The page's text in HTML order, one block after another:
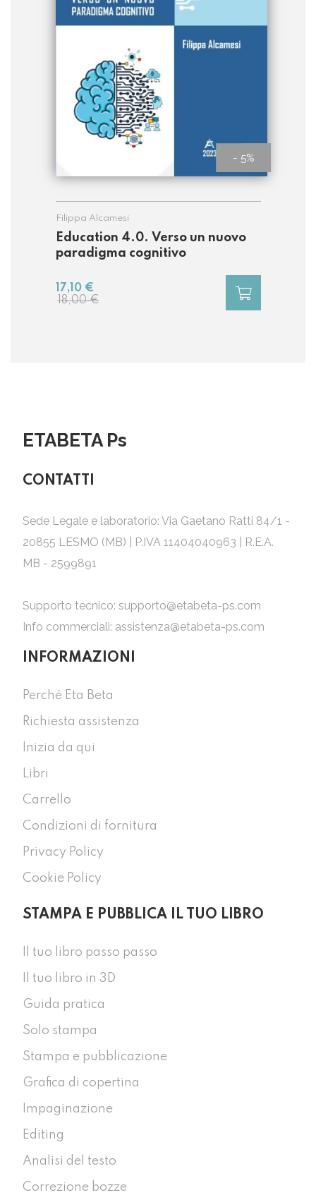
- 5%
Education 4.0. Verso un nuovo
paradigma cognitivo
Filippa Alcamesi
18,00 €
17,10 €
ETABETA Ps
CONTATTI
Sede Legale e laboratorio: Via Gaetano Ratti 84/1 -
20855 LESMO (MB) | P.IVA 11404040963 | R.E.A.
MB - 2599891
Supporto tecnico: supporto@etabeta-ps.com
Info commerciali: assistenza@etabeta-ps.com
INFORMAZIONI
Perché Eta Beta
Richiesta assistenza
Inizia da qui
Libri
Carrello
Condizioni di fornitura
Privacy Policy
Cookie Policy
STAMPA E PUBBLICA IL TUO LIBRO
Il tuo libro passo passo
Il tuo libro in 3D
Guida pratica
Solo stampa
Stampa e pubblicazione
Grafica di copertina
Impaginazione
Editing
Analisi del testo
Correzione bozze